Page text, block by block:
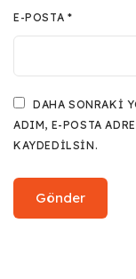
E-POSTA *
DAHA SONRAKI
ADIM, E-POSTA
KAYDEDILSIN.